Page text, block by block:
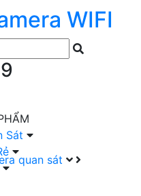
WIFI
quan sát
Sát